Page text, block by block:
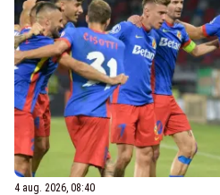
4 aug. 2026, 08:40